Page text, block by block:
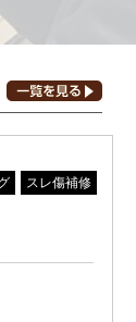
スレ傷補修